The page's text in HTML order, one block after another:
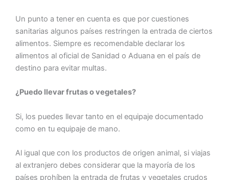
Un punto a tener en cuenta es que por cuestiones
sanitarias algunos países restringen la entrada de ciertos
alimentos. Siempre es recomendable declarar los
alimentos al oficial de Sanidad o Aduana en el país de
destino para evitar multas.
¿Puedo llevar frutas o vegetales?
Si, los puedes llevar tanto en el equipaje documentado
como en tu equipaje de mano.
Al igual que con los productos de origen animal, si viajas
al extranjero debes considerar que la mayoría de los
países prohíben la entrada de frutas y vegetales crudos